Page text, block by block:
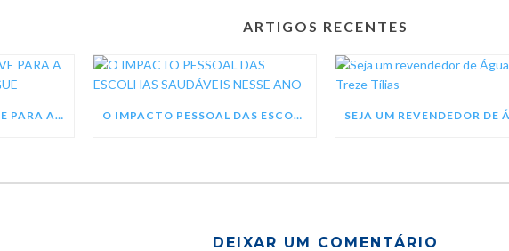
ARTIGOS RECENTES
HIDRATAÇÃO É A CHAVE PARA A RECUPERAÇÃO DA DENGUE O IMPACTO PESSOAL DAS ESCOLHAS SAUDÁVEIS NESSE ANO
DEIXAR UM COMENTÁRIO